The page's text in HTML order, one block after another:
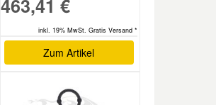
463,41 €
inkl. 19% MwSt. Gratis Versand *
Zum Artikel